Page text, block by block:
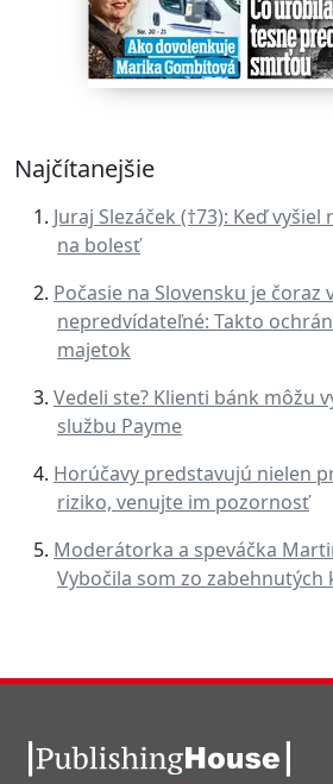
Najčítanejšie
Juraj Slezáček (†73): Keď
na bolesť
Počasie na Slovensku je čoraz
nepredvídateľné: Takto
majetok
Vedeli ste? Klienti bánk môžu
službu Payme
Horúčavy predstavujú nielen
riziko, venujte im pozornosť
Moderátorka a speváčka
Vybočila som zo zabehnutých